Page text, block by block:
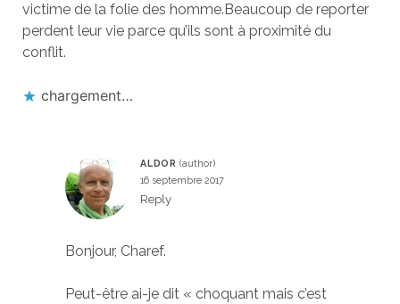
victime de la folie des homme.Beaucoup de reporter
perdent leur vie parce qu’ils sont à proximité du
conflit.
chargement…
ALDOR
16 septembre 2017
Reply
Bonjour, Charef.
Peut-être ai-je dit « choquant mais c’est